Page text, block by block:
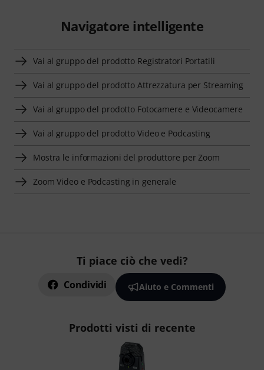
Navigatore intelligente
Vai al gruppo del prodotto Registratori Portatili
Vai al gruppo del prodotto Attrezzatura per Streaming
Vai al gruppo del prodotto Fotocamere e Videocamere
Vai al gruppo del prodotto Video e Podcasting
Mostra le informazioni del produttore per Zoom
Zoom Video e Podcasting in generale
Ti piace ciò che vedi?
Condividi Aiuto e Commenti
Prodotti visti di recente